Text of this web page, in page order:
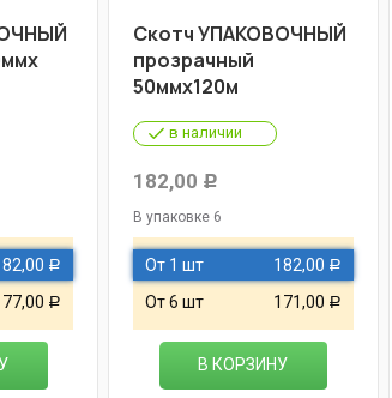
82,00 Р
77,00 Р
Скотч УПАКОВОЧНЫЙ
прозрачный
50ммх120м
в наличии
182,00 Р
В упаковке 6
От 1 шт 182,00 Р
От 6 шт 171,00 Р
В КОРЗИНУ